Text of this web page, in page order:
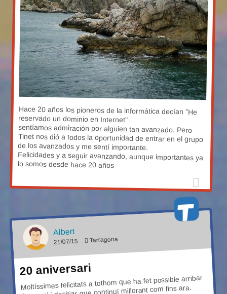
Hace 20 años los pioneros de la informática decían "He
reservado un dominio en Internet"
sentíamos admiración por alguien tan avanzado. Pero
Tinet nos dió a todos la oportunidad de entrar en el grupo
de los avanzados y me sentí importante.
Felicidades y a seguir avanzando, aunque importantes ya
lo somos desde hace 20 años
Albert
21/07/15 Tarragona
20 aniversari
Moltíssimes felicitats a tothom que ha fet possible arribar